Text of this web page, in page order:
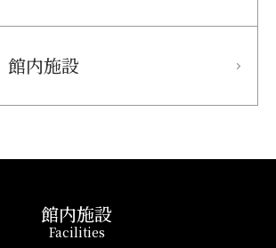
館内施設
館内施設
Facilities